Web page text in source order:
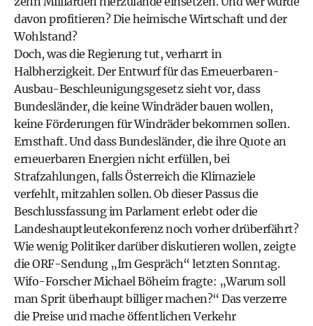
davon profitieren? Die heimische Wirtschaft und der
Wohlstand?
Doch, was die Regierung tut, verharrt in
Halbherzigkeit. Der Entwurf für das Erneuerbaren-
Ausbau-Beschleunigungsgesetz sieht vor, dass
Bundesländer, die keine Windräder bauen wollen,
keine Förderungen für Windräder bekommen sollen.
Ernsthaft. Und dass Bundesländer, die ihre Quote an
erneuerbaren Energien nicht erfüllen, bei
Strafzahlungen, falls Österreich die Klimaziele
verfehlt, mitzahlen sollen. Ob dieser Passus die
Beschlussfassung im Parlament erlebt oder die
Landeshauptleutekonferenz noch vorher drüberfährt?
Wie wenig Politiker darüber diskutieren wollen, zeigte
die ORF-Sendung „Im Gespräch“ letzten Sonntag.
Wifo-Forscher Michael Böheim fragte: „Warum soll
man Sprit überhaupt billiger machen?“ Das verzerre
die Preise und mache öffentlichen Verkehr